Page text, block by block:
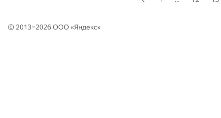
© 2013–2026 ООО «Яндекс»